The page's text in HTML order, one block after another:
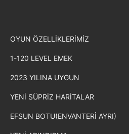
OYUN ÖZELLİKLERİMİZ
1-120 LEVEL EMEK
2023 YILINA UYGUN
YENİ SÜPRİZ HARİTALAR
EFSUN BOTU(ENVANTERİ AYRI)